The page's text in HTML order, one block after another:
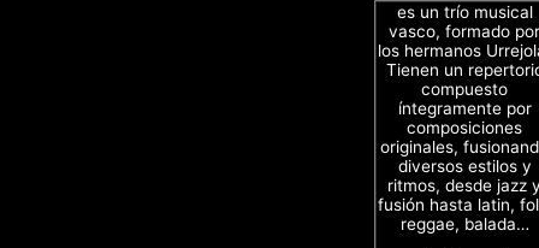
es un trío musical
vasco, formado por
los hermanos
Tienen un
compuesto
íntegramente por
composiciones
originales,
diversos estilos y
ritmos, desde jazz
fusión hasta latin,
reggae, balada…